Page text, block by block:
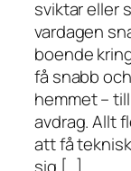
sviktar eller
vardagen
boende
få snabb
hemmet –
avdrag. Allt
att få